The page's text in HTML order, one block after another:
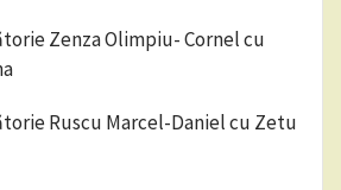
Zenza Olimpiu- Cornel cu
Ruscu Marcel-Daniel cu Zetu